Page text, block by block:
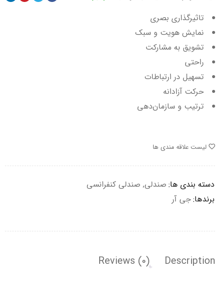
تاثیرگذاری بصری
نمایش هویت و سبک
تشویق به مشارکت
راحتی
تسهیل در ارتباطات
حرکت آزادانه
ترتیب و سازمان‌دهی
لیست علاقه مندی ها
دسته بندی ها: صندلی, صندلی کنفرانسی
برندها:جی آر
Description
Reviews (0)